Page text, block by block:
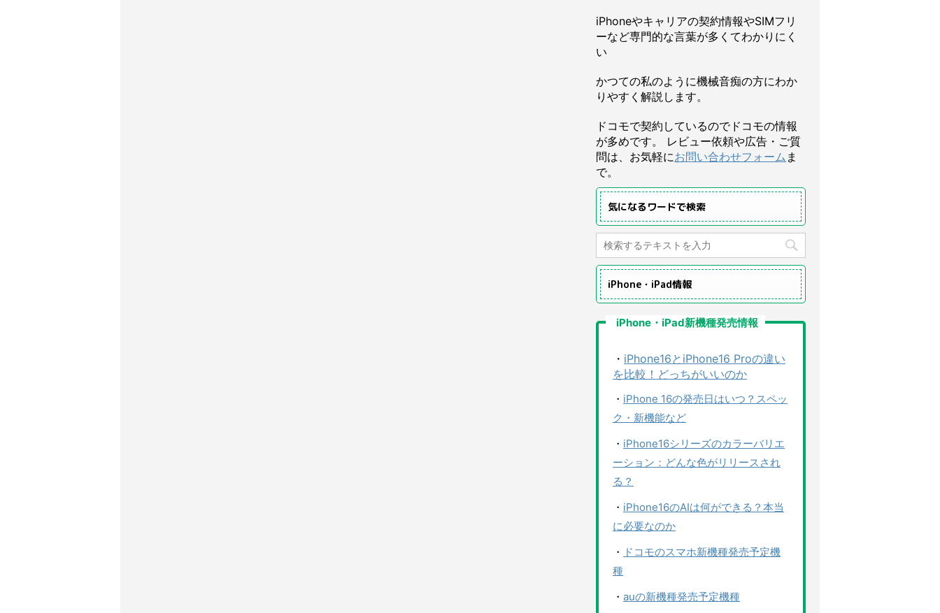
iPhoneやキャリアの契約情報やSIMフリ
ーなど専門的な言葉が多くてわかりにく
い
かつての私のように機械音痴の方にわか
りやすく解説します。
ドコモで契約しているのでドコモの情報
が多めです。 レビュー依頼や広告・ご質
問は、お気軽にお問い合わせフォーム ま
で。
気になるワードで検索
iPhone・iPad情報
iPhone・iPad新機種発売情報
・ iPhone16とiPhone16 Proの違い
を比較！どっちがいいのか
・ iPhone 16の発売日はいつ？スペッ
ク・新機能など
・ iPhone16シリーズのカラーバリエ
ーション：どんな色がリリースされ
る？
・ iPhone16のAIは何ができる？本当
に必要なのか
・ ドコモのスマホ新機種発売予定機
種
・ auの新機種発売予定機種